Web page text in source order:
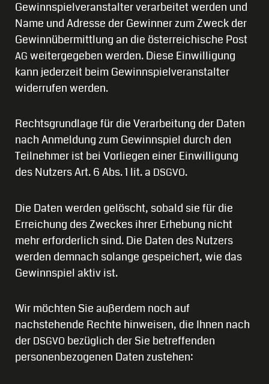
Gewinnspielveranstalter verarbeitet werden und
Name und Adresse der Gewinner zum Zweck der
Gewinnübermittlung an die österreichische Post
AG weitergegeben werden. Diese Einwilligung
kann jederzeit beim Gewinnspielveranstalter
widerrufen werden.
Rechtsgrundlage für die Verarbeitung der Daten
nach Anmeldung zum Gewinnspiel durch den
Teilnehmer ist bei Vorliegen einer Einwilligung
des Nutzers Art. 6 Abs. 1 lit. a DSGVO.
Die Daten werden gelöscht, sobald sie für die
Erreichung des Zweckes ihrer Erhebung nicht
mehr erforderlich sind. Die Daten des Nutzers
werden demnach solange gespeichert, wie das
Gewinnspiel aktiv ist.
Wir möchten Sie außerdem noch auf
nachstehende Rechte hinweisen, die Ihnen nach
der DSGVO bezüglich der Sie betreffenden
personenbezogenen Daten zustehen: